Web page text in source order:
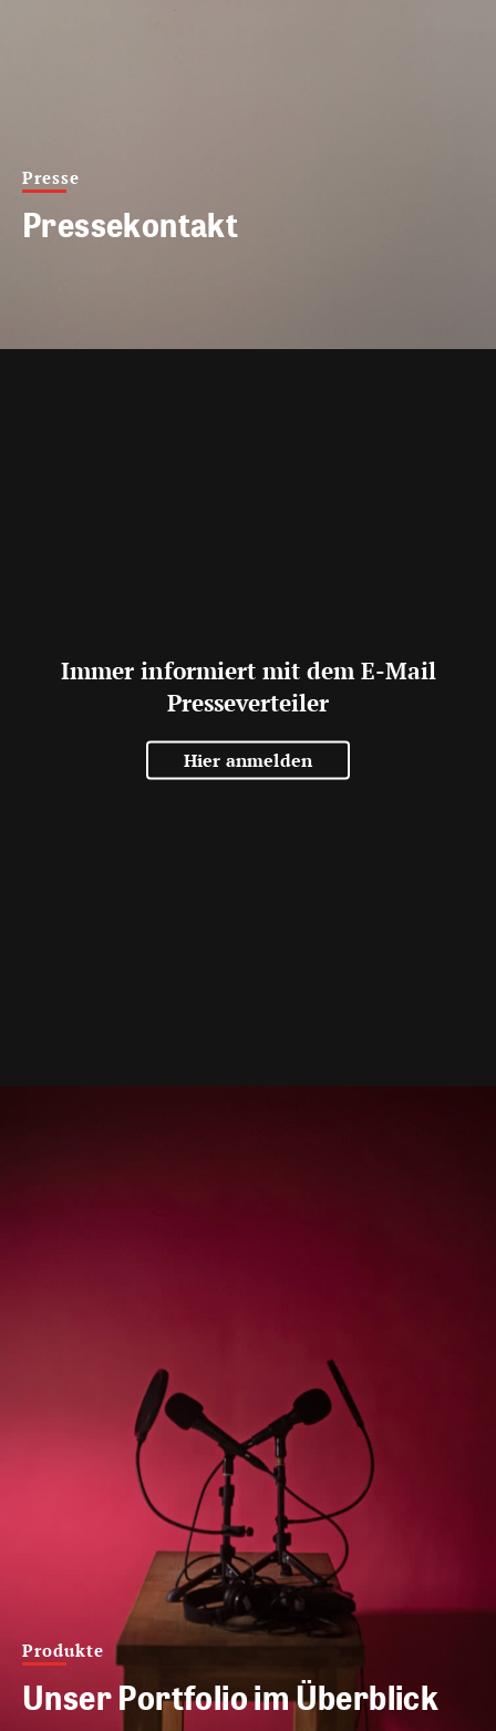
Presse
Pressekontakt
Immer informiert mit dem E-Mail
Presseverteiler
Hier anmelden
Produkte
Unser Portfolio im Überblick